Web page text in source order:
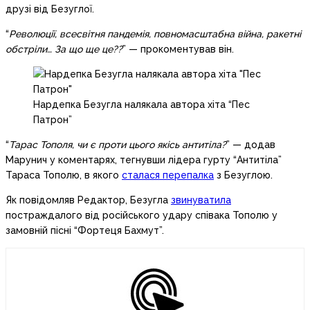
друзі від Безуглої.
“Революції, всесвітня пандемія, повномасштабна війна, ракетні
обстріли… За що ще це??” — прокоментував він.
Нардепка Безугла налякала автора хіта “Пес
Патрон”
“Тарас Тополя, чи є проти цього якісь антитіла?” — додав
Марунич у коментарях, тегнувши лідера гурту “Антитіла”
Тараса Тополю, в якого сталася перепалка з Безуглою.
Як повідомляв Редактор, Безугла звинуватила
постраждалого від російського удару співака Тополю у
замовній пісні “Фортеця Бахмут”.